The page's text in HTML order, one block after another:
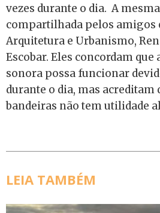
vezes durante o dia. A
compartilhada pelos amigos
Arquitetura e Urbanismo,
Escobar. Eles concordam
sonora possa funcionar
durante o dia, mas acreditam
bandeiras não tem utilidade
LEIA TAMBÉM